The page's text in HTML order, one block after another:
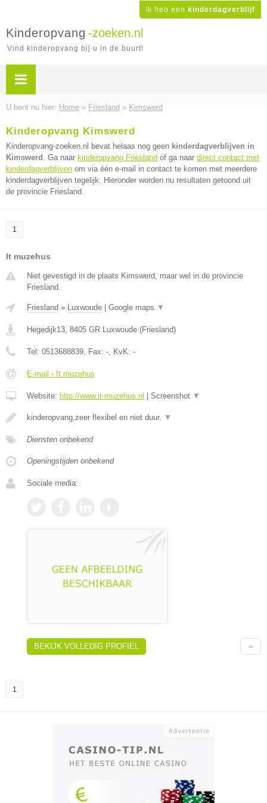
Ik heb een kinderdagverblijf
Kinderopvang -zoeken.nl
Vind kinderopvang bij u in de buurt!
U bent nu hier: Home » Friesland » Kimswerd
Kinderopvang Kimswerd
Kinderopvang-zoeken.nl bevat helaas nog geen kinderdagverblijven in
Kimswerd . Ga naar kinderopvang Friesland of ga naar direct contact met
kinderdagverblijven om via één e-mail in contact te komen met meerdere
kinderdagverblijven tegelijk. Hieronder worden nu resultaten getoond uit
de provincie Friesland.
1
It muzehus
Niet gevestigd in de plaats Kimswerd, maar wel in de provincie
Friesland.
Friesland » Luxwoude Google maps ▼
Hegedijk13, 8405 GR Luxwoude (Friesland)
Tel: 0513688839, Fax: -, KvK: -
E-mail › It muzehus
Website: http://www.it-muzehus.nl Screenshot ▼
kinderopvang,zeer flexibel en niet duur. ▼
Diensten onbekend
Openingstijden onbekend
Sociale media:
BEKIJK VOLLEDIG PROFIEL
1